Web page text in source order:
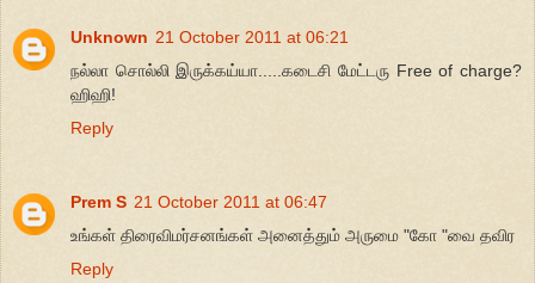
Unknown 21 October 2011 at 06:21
நல்லா சொல்லி இருக்கய்யா.....கடைசி மேட்டரு Free of charge?
ஹிஹி!
Reply
Prem S 21 October 2011 at 06:47
உங்கள் திரைவிமர்சனங்கள் அனைத்தும் அருமை "கோ "வை தவிர
Reply